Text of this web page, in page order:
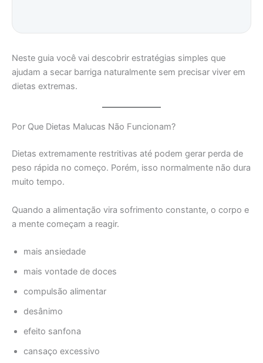
Neste guia você vai descobrir estratégias simples que
ajudam a secar barriga naturalmente sem precisar viver em
dietas extremas.
Por Que Dietas Malucas Não Funcionam?
Dietas extremamente restritivas até podem gerar perda de
peso rápida no começo. Porém, isso normalmente não dura
muito tempo.
Quando a alimentação vira sofrimento constante, o corpo e
a mente começam a reagir.
mais ansiedade
mais vontade de doces
compulsão alimentar
desânimo
efeito sanfona
cansaço excessivo